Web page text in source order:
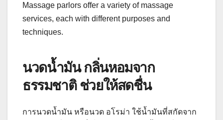
Massage parlors offer a variety of massage
services, each with different purposes and
techniques.
นวดน้ำมัน กลิ่นหอมจาก
ธรรมชาติ ช่วยให้สดชื่น
การนวดน้ำมัน หรือนวด อโรม่า ใช้น้ำมันที่สกัดจาก